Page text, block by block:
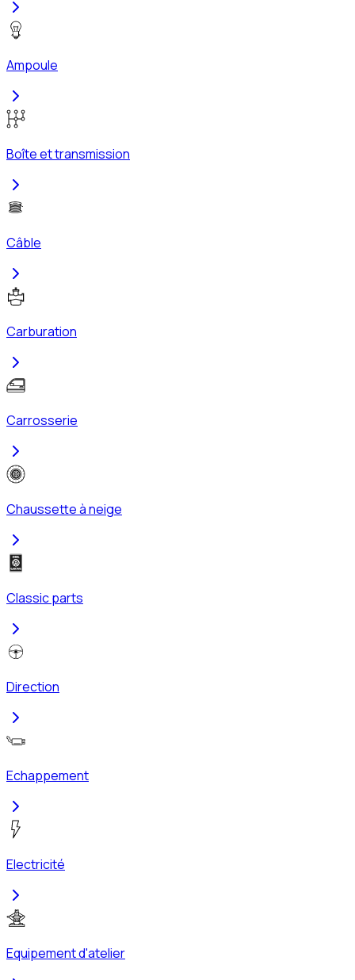
Ampoule
Boîte et transmission
Câble
Carburation
Carrosserie
Chaussette à neige
Classic parts
Direction
Echappement
Electricité
Equipement d'atelier